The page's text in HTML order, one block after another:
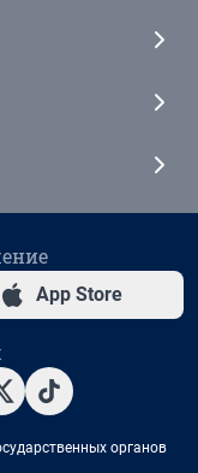
App Store
органов